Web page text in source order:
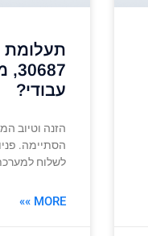
תעלומת
עבודי?
הזנה וטיוב
הסתיימה.
לשלוח
MORE »»